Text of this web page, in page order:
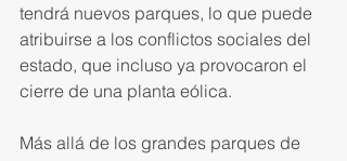
tendrá nuevos parques, lo que puede
atribuirse a los conflic­tos sociales del
estado, que incluso ya provocaron el
cierre de una planta eólica.
Más allá de los grandes parques de